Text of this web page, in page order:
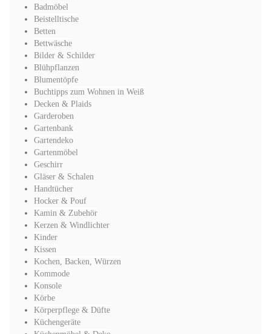
Badmöbel
Beistelltische
Betten
Bettwäsche
Bilder & Schilder
Blühpflanzen
Blumentöpfe
Buchtipps zum Wohnen in Weiß
Decken & Plaids
Garderoben
Gartenbank
Gartendeko
Gartenmöbel
Geschirr
Gläser & Schalen
Handtücher
Hocker & Pouf
Kamin & Zubehör
Kerzen & Windlichter
Kinder
Kissen
Kochen, Backen, Würzen
Kommode
Konsole
Körbe
Körperpflege & Düfte
Küchengeräte